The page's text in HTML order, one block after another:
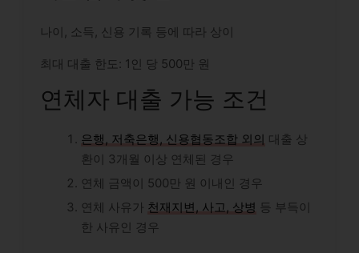
나이, 소득, 신용 기록 등에 따라 상이
최대 대출 한도: 1인 당 500만 원
연체자 대출 가능 조건
은행, 저축은행, 신용협동조합 외의 대출 상
환이 3개월 이상 연체된 경우
연체 금액이 500만 원 이내인 경우
연체 사유가 천재지변, 사고, 상병 등 부득이
한 사유인 경우